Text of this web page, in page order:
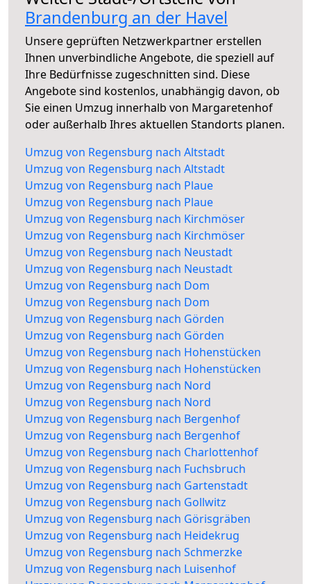
Brandenburg an der Havel
Unsere geprüften Netzwerkpartner erstellen
Ihnen unverbindliche Angebote, die speziell auf
Ihre Bedürfnisse zugeschnitten sind. Diese
Angebote sind kostenlos, unabhängig davon, ob
Sie einen Umzug innerhalb von Margaretenhof
oder außerhalb Ihres aktuellen Standorts planen.
Umzug von Regensburg nach Altstadt
Umzug von Regensburg nach Altstadt
Umzug von Regensburg nach Plaue
Umzug von Regensburg nach Plaue
Umzug von Regensburg nach Kirchmöser
Umzug von Regensburg nach Kirchmöser
Umzug von Regensburg nach Neustadt
Umzug von Regensburg nach Neustadt
Umzug von Regensburg nach Dom
Umzug von Regensburg nach Dom
Umzug von Regensburg nach Görden
Umzug von Regensburg nach Görden
Umzug von Regensburg nach Hohenstücken
Umzug von Regensburg nach Hohenstücken
Umzug von Regensburg nach Nord
Umzug von Regensburg nach Nord
Umzug von Regensburg nach Bergenhof
Umzug von Regensburg nach Bergenhof
Umzug von Regensburg nach Charlottenhof
Umzug von Regensburg nach Fuchsbruch
Umzug von Regensburg nach Gartenstadt
Umzug von Regensburg nach Gollwitz
Umzug von Regensburg nach Görisgräben
Umzug von Regensburg nach Heidekrug
Umzug von Regensburg nach Schmerzke
Umzug von Regensburg nach Luisenhof